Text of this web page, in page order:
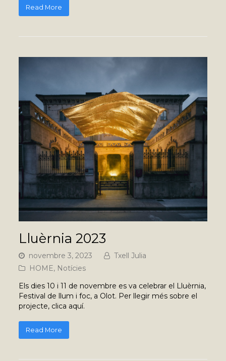
Read More
Lluèrnia 2023
novembre 3, 2023
Txell Julia
HOME, Notícies
Els dies 10 i 11 de novembre es va celebrar el Lluèrnia,
Festival de llum i foc, a Olot. Per llegir més sobre el
projecte, clica aquí.
Read More